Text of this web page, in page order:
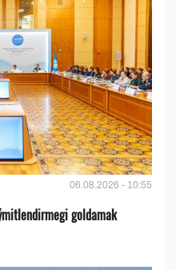
06.08.2026 - 10:55
goldamak